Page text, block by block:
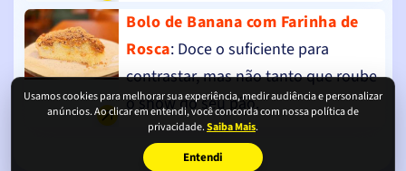
Usamos cookies para melhorar sua experiência, medir audiência e personalizar
anúncios. Ao clicar em entendi, você concorda com nossa política de
privacidade.Saiba Mais.
Entendi
Bolo de Banana com Farinha de
Rosca: Doce o suficiente para
contrastar, mas não tanto que roube
o show do seu pão.